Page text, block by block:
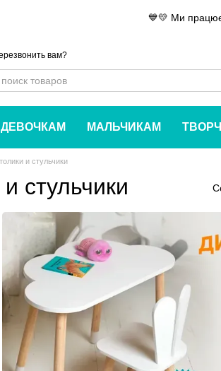
💙💛 Ми
вам?
ДЕВОЧКАМ МАЛЬЧИКАМ
и стульчики
стульчики